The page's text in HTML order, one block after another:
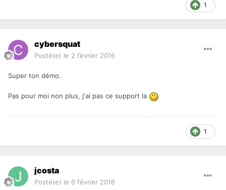
1
cybersquat
Posté(e) le 2 février 2016
Super ton démo.
Pas pour moi non plus, j'ai pas ce support la
1
jcosta
Posté(e) le 6 février 2016